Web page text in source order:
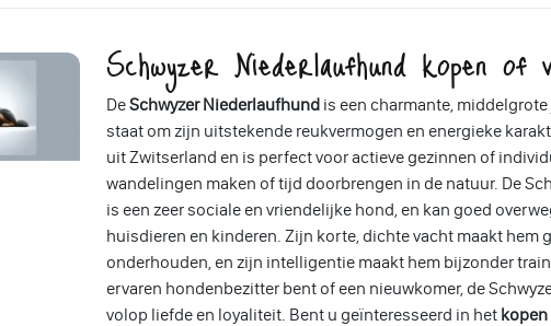
Schwyzer Niederlaufhund kopen of
DeSchwyzer Niederlaufhund is een charmante,
staat om zijn uitstekende reukvermogen en energieke
uit Zwitserland en is perfect voor actieve gezinnen of
wandelingen maken of tijd doorbrengen in de natuur. De
is een zeer sociale en vriendelijke hond, en kan goed
huisdieren en kinderen. Zijn korte, dichte vacht maakt hem
onderhouden, en zijn intelligentie maakt hem bijzonder
ervaren hondenbezitter bent of een nieuwkomer, de
volop liefde en loyaliteit. Bent u geïnteresseerd in het kopen